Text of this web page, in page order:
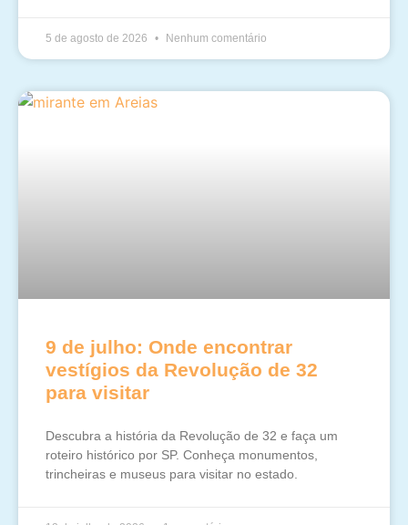
5 de agosto de 2026 Nenhum comentário
9 de julho: Onde encontrar
vestígios da Revolução de 32
para visitar
Descubra a história da Revolução de 32 e faça um
roteiro histórico por SP. Conheça monumentos,
trincheiras e museus para visitar no estado.